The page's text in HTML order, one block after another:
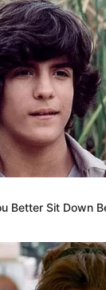
Better Sit Down